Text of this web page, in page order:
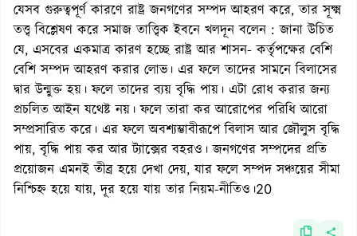
যেসব গুরুত্বপূর্ণ কারণে রাষ্ট্র জনগণের সম্পদ আহরণ করে, তার সূক্ষ্ম
তত্ত্ব বিশ্লেষণ করে সমাজ তাত্ত্বিক ইবনে খলদূন বলেন : জানা উচিত
যে, এসবের একমাত্র কারণ হচ্ছে রাষ্ট্র আর শাসন- কর্তৃপক্ষের বেশি
বেশি সম্পদ আহরণ করার লোভ। এর ফলে তাদের সামনে বিলাসের
দ্বার উন্মুক্ত হয়। ফলে তাদের ব্যয় বৃদ্ধি পায়। এটা রোধ করার জন্য
প্রচলিত আইন যথেষ্ট নয়। ফলে তারা কর আরোপের পরিধি আরো
সম্প্রসারিত করে। এর ফলে অবশ্যম্ভাবীরূপে বিলাস আর জৌলুস বৃদ্ধি
পায়, বৃদ্ধি পায় কর আর ট্যাক্সের বহরও। জনগণের সম্পদের প্রতি
প্রয়োজন এমনই তীব্র হয়ে দেখা দেয়, যার ফলে সম্পদ সঞ্চয়ের সীমা
নিশ্চিহ্ন হয়ে যায়, দূর হয়ে যায় তার নিয়ম-নীতিও।20